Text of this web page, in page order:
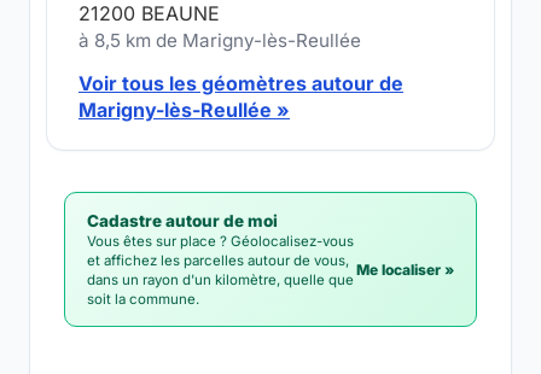
21200 BEAUNE
à 8,5 km de Marigny-lès-Reullée
Voir tous les géomètres autour de
Marigny-lès-Reullée »
Cadastre autour de moi
Vous êtes sur place ? Géolocalisez-vous
et affichez les parcelles autour de vous,
dans un rayon d'un kilomètre, quelle que
soit la commune.
Me localiser »